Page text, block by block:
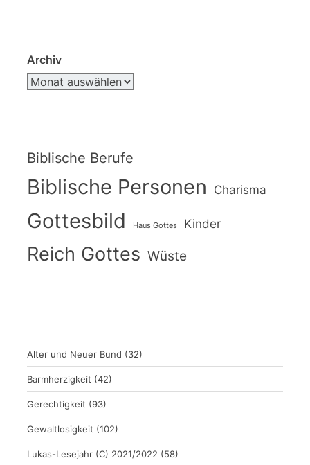
Archiv
Biblische Berufe
Biblische Personen Charisma
Gottesbild Haus Gottes Kinder
Reich Gottes Wüste
Alter und Neuer Bund (32)
Barmherzigkeit (42)
Gerechtigkeit (93)
Gewaltlosigkeit (102)
Lukas-Lesejahr (C) 2021/2022 (58)